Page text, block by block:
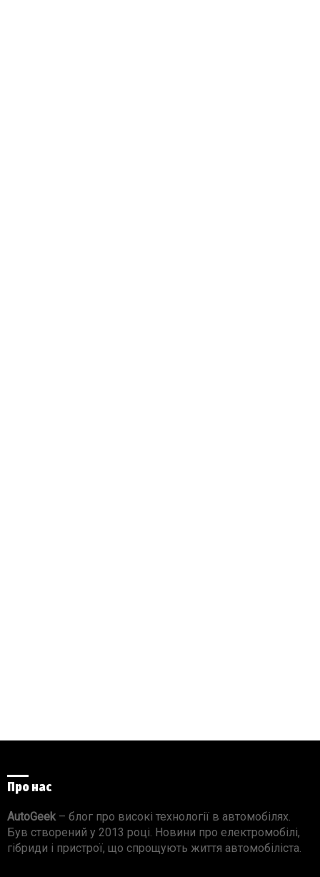
Про нас
AutoGeek– блог про високі технології в автомобілях.
Був створений у 2013 році. Новини про електромобілі,
гібриди і пристрої, що спрощують життя автомобіліста.